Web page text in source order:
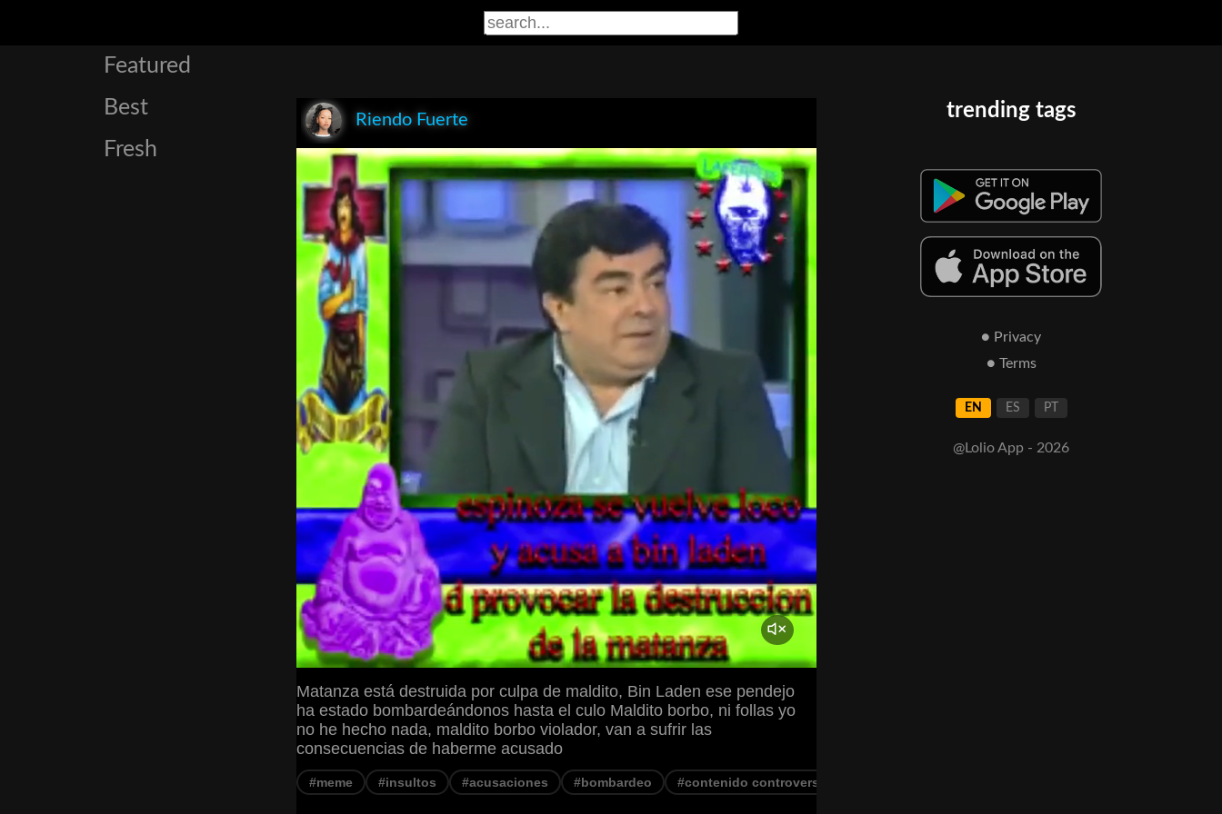
Featured
Best
Fresh
Riendo Fuerte
Matanza está destruida por culpa de maldito, Bin Laden ese pendejo
ha estado bombardeándonos hasta el culo Maldito borbo, ni follas yo
no he hecho nada, maldito borbo violador, van a sufrir las
consecuencias de haberme acusado
#meme #insultos #acusaciones #bombardeo #contenido controversial
trending tags
● Privacy
● Terms
EN ES PT
@Lolio App - 2026